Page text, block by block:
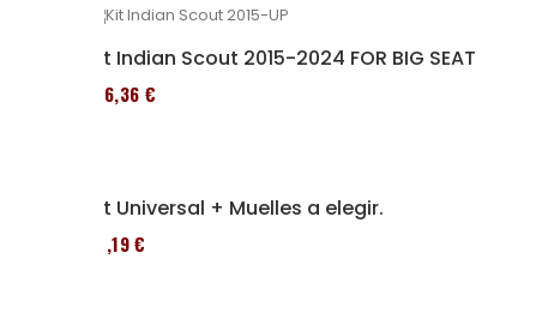
Kit Indian Scout 2015-2024 FOR BIG SEAT
136,36 €
Kit Universal + Muelles a elegir.
37,19 €